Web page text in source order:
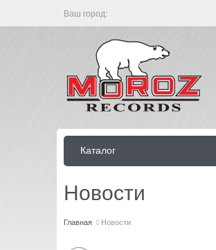
Ваш город:
Каталог
Новости
Главная Новости